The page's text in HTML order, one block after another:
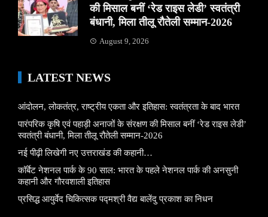
की मिसाल बनीं ‘रेड राइस लेडी’ स्वतंत्री
बंधानी, मिला तीलू रौतेली सम्मान-2026
August 9, 2026
LATEST NEWS
आंदोलन, लोकतंत्र, राष्ट्रीय एकता और इतिहास: स्वतंत्रता के बाद भारत
पारंपरिक कृषि एवं पहाड़ी अनाजों के संरक्षण की मिसाल बनीं ‘रेड राइस लेडी’
स्वतंत्री बंधानी, मिला तीलू रौतेली सम्मान-2026
नई पीढ़ी लिखेगी नए उत्तराखंड की कहानी…
कॉर्बेट नेशनल पार्क के 90 साल: भारत के पहले नेशनल पार्क की अनसुनी
कहानी और गौरवशाली इतिहास
प्रसिद्ध आयुर्वेद चिकित्सक पद्मश्री वैद्य बालेंदु प्रकाश का निधन